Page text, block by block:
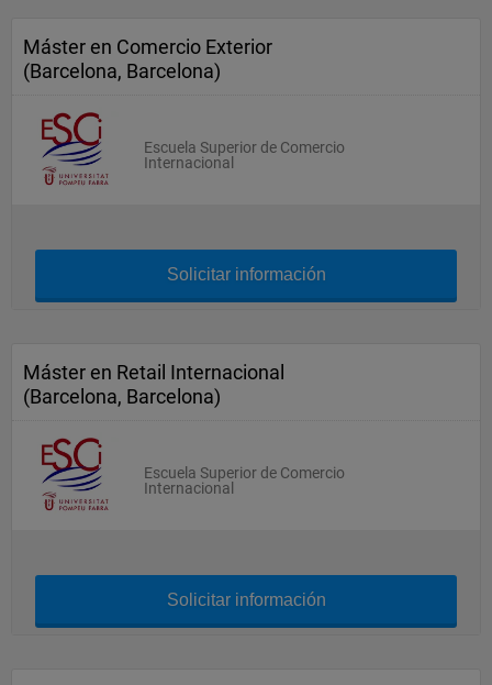
Máster en Comercio Exterior
(Barcelona, Barcelona)
Escuela Superior de Comercio
Internacional
Solicitar información
Máster en Retail Internacional
(Barcelona, Barcelona)
Escuela Superior de Comercio
Internacional
Solicitar información